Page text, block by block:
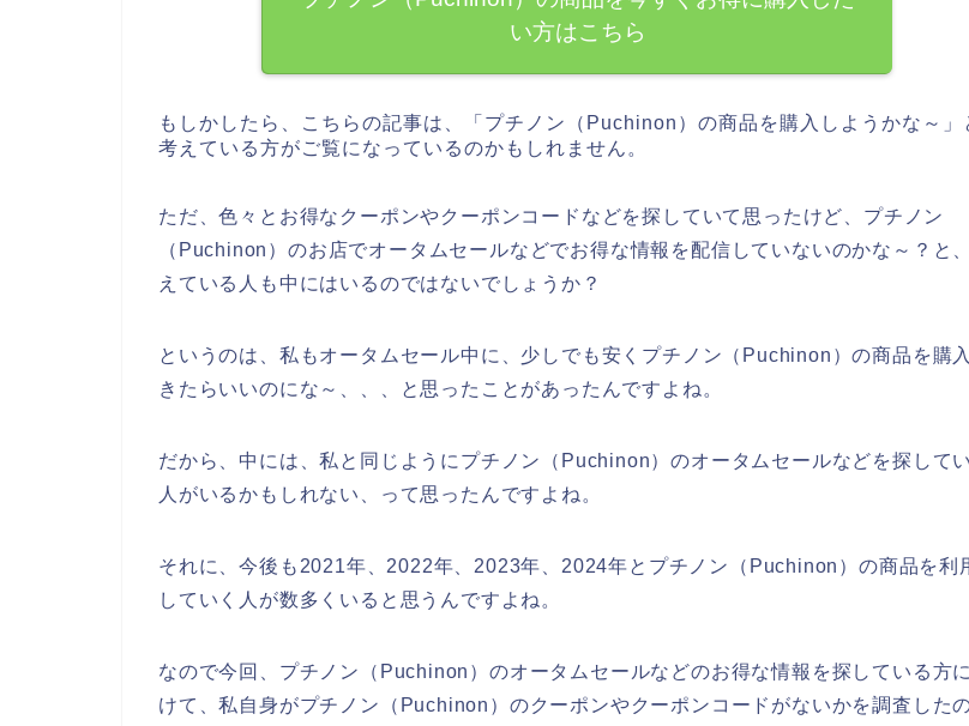
い方はこちら
もしかしたら、こちらの記事は、「プチノン（Puchinon）の商品を購入しようかな～」
考えている方がご覧になっているのかもしれません。
ただ、色々とお得なクーポンやクーポンコードなどを探していて思ったけど、プチノン
（Puchinon）のお店でオータムセールなどでお得な情報を配信していないのかな～？と
えている人も中にはいるのではないでしょうか？
というのは、私もオータムセール中に、少しでも安くプチノン（Puchinon）の商品を購
きたらいいのにな～、、、と思ったことがあったんですよね。
だから、中には、私と同じようにプチノン（Puchinon）のオータムセールなどを探して
人がいるかもしれない、って思ったんですよね。
それに、今後も2021年、2022年、2023年、2024年とプチノン（Puchinon）の商品を利
していく人が数多くいると思うんですよね。
なので今回、プチノン（Puchinon）のオータムセールなどのお得な情報を探している方
けて、私自身がプチノン（Puchinon）のクーポンやクーポンコードがないかを調査した